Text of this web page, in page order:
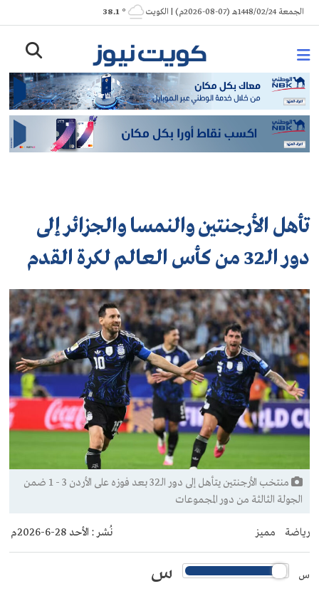
Skip
to
الجمعة 1448/02/24هـ (07-08-2026م) | الكويت ° 38.1
تأهل الأرجنتين والنمسا والجزائر إلى
دور الـ32 من كأس العالم لكرة القدم
منتخب الأرجنتين يتأهل إلى دور الـ32 بعد فوزه على الأردن 3 - 1 ضمن
الجولة الثالثة من دور المجموعات
رياضة مميز نُشر : الأحد 28-6-2026م
س س